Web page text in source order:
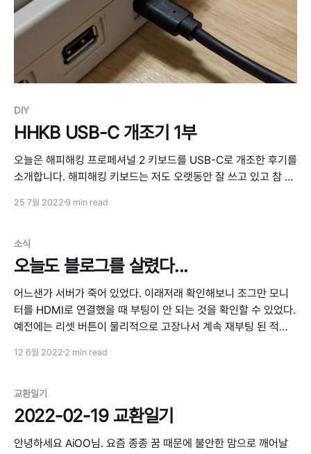
DIY
HHKB USB-C 개조기 1부
오늘은 해피해킹 프로페셔널 2 키보드를 USB-C로 개조한 후기를
소개합니다. 해피해킹 키보드는 저도 오랫동안 잘 쓰고 있고 참 좋
로 Mini-B 커넥터를 사용한다는 것입니다. 그래서 젠더를 사용하
하는 작업을 진행해보았습니다. ※ 이 작업은 다음 글을 참고하여
진행하였음을
25 7월 2022 9 min read
소식
오늘도 블로그를 살렸다...
어느샌가 서버가 죽어 있었다. 이래저래 확인해보니 조그만 모니
터를 HDMI로 연결했을 때 부팅이 안 되는 것을 확인할 수 있었다.
예전에는 리셋 버튼이 물리적으로 고장나서 계속 재부팅 된 적이
문에 블로그는 물론이고 개인정보처리방침 같은 문서도 서빙이 안
12 6월 2022 2 min read
교환일기
2022-02-19 교환일기
안녕하세요 AiOO님. 요즘 종종 꿈 때문에 불안한 맘으로 깨어날